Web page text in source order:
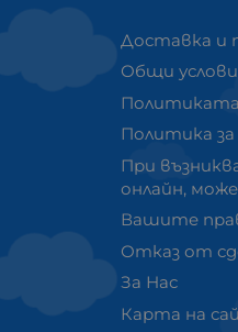
Доставка и
Общи
Политика за
При
онлайн,
Вашите
Отказ от
За Нас
Карта на